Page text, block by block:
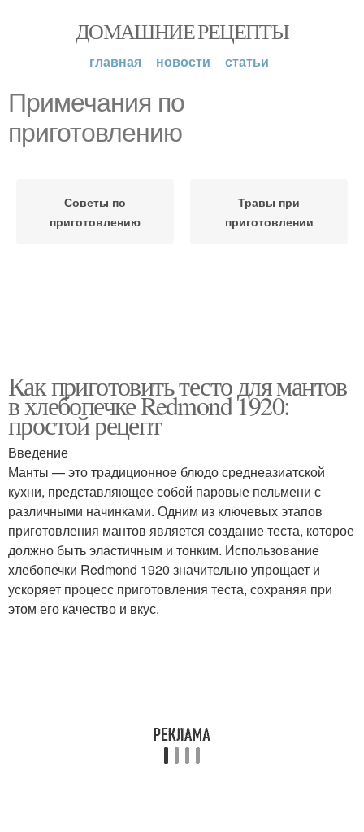
ДОМАШНИЕ РЕЦЕПТЫ
главная новости статьи
Примечания по
приготовлению
Советы по
приготовлению
Травы при
приготовлении
Как приготовить тесто для мантов
в хлебопечке Redmond 1920:
простой рецепт
Введение
Манты — это традиционное блюдо среднеазиатской
кухни, представляющее собой паровые пельмени с
различными начинками. Одним из ключевых этапов
приготовления мантов является создание теста, которое
должно быть эластичным и тонким. Использование
хлебопечки Redmond 1920 значительно упрощает и
ускоряет процесс приготовления теста, сохраняя при
этом его качество и вкус.